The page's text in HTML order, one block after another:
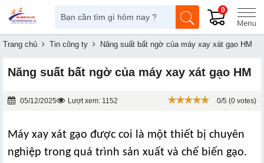
0
Trang chủ Tin công ty Năng suất bất ngờ của máy xay xát gạo HM
Năng suất bất ngờ của máy xay xát gạo HM
05/12/2025 Lượt xem: 1152 0/5 (0 votes)
Máy xay xát gạo được coi là một thiết bị chuyên
nghiệp trong quá trình sản xuất và chế biến gạo.